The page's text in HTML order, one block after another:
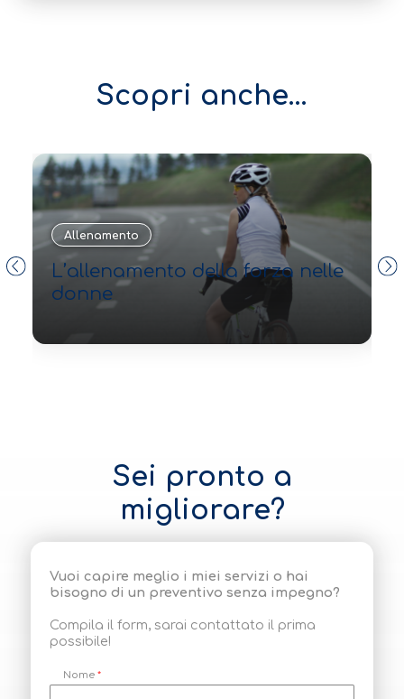
Scopri anche...
Allenamento
L’allenamento della forza nelle
donne
Sei pronto a
migliorare?
Vuoi capire meglio i miei servizi o hai
bisogno di un preventivo senza impegno?
Compila il form, sarai contattato il prima
possibile!
A
s
Nome *